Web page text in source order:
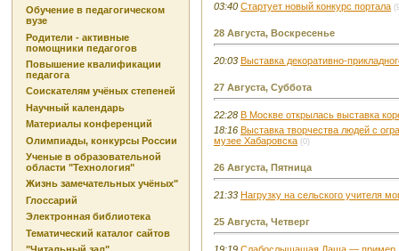
Обучение в педагогическом
вузе
Родители - активные
помощники педагогов
Повышение квалификации
педагога
Соискателям учёных степеней
Научный календарь
Материалы конференций
Олимпиады, конкурсы России
Ученые в образовательной
области "Технология"
Жизнь замечательных учёных"
Глоссарий
Электронная библиотека
Тематический каталог сайтов
03:40 Стартует новый конкурс портала
28 Августа, Воскресенье
20:03 Выставка декоративно-
27 Августа, Суббота
22:28 В Москве открылась выставка
18:16 Выставка творчества людей с
музее Хабаровска (0)
26 Августа, Пятница
21:33 Нагрузку на сельского учителя
25 Августа, Четверг